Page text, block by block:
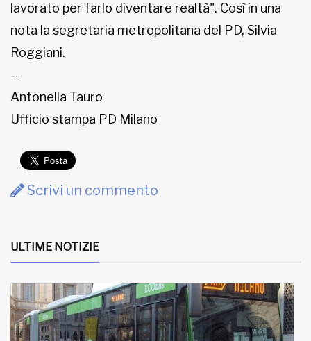
lavorato per farlo diventare realtà". Così in una
nota la segretaria metropolitana del PD, Silvia
Roggiani.
--
Antonella Tauro
Ufficio stampa PD Milano
Scrivi un commento
ULTIME NOTIZIE